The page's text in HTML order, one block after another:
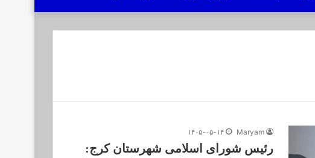
برای
Maryam ۱۴۰۵-۰۵-۱۴
رئیس شورای اسلامی شهرستان کرج: